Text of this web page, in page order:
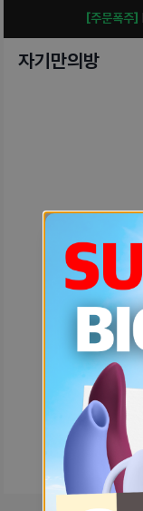
[주문폭주]
자기만의방